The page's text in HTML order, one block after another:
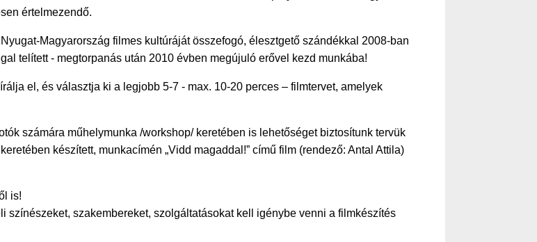
értelmezendő.
Magyarország filmes kultúráját összefogó, élesztgető szándékkal 2008-ban
telített - megtorpanás után 2010 évben megújuló erővel kezd munkába!
el, és választja ki a legjobb 5-7 - max. 10-20 perces – filmtervet, amelyek
számára műhelymunka /workshop/ keretében is lehetőséget biztosítunk tervük
készített, munkacímén „Vidd magaddal!” című film (rendező: Antal Attila)
is!
színészeket, szakembereket, szolgáltatásokat kell igénybe venni a filmkészítés